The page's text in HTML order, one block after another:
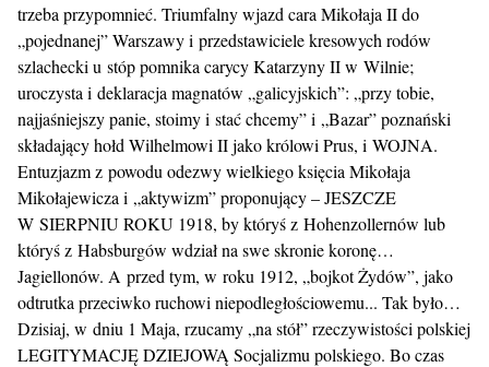
trzeba przypomnieć. Triumfalny wjazd cara Mikołaja II do
„pojednanej” Warszawy i przedstawiciele kresowych rodów
szlachecki u stóp pomnika carycy Katarzyny II w Wilnie;
uroczysta i deklaracja magnatów „galicyjskich”: „przy tobie,
najjaśniejszy panie, stoimy i stać chcemy” i „Bazar” poznański
składający hołd Wilhelmowi II jako królowi Prus, i WOJNA.
Entuzjazm z powodu odezwy wielkiego księcia Mikołaja
Mikołajewicza i „aktywizm” proponujący – JESZCZE
W SIERPNIU ROKU 1918, by któryś z Hohenzollernów lub
któryś z Habsburgów wdział na swe skronie koronę…
Jagiellonów. A przed tym, w roku 1912, „bojkot Żydów”, jako
odtrutka przeciwko ruchowi niepodległościowemu... Tak było…
Dzisiaj, w dniu 1 Maja, rzucamy „na stół” rzeczywistości polskiej
LEGITYMACJĘ DZIEJOWĄ Socjalizmu polskiego. Bo czas